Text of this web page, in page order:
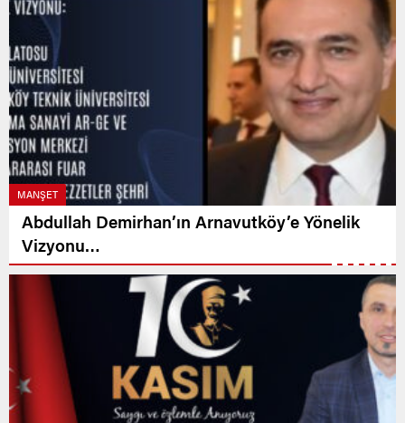
MANŞET
Abdullah Demirhan’ın Arnavutköy’e Yönelik
Vizyonu…